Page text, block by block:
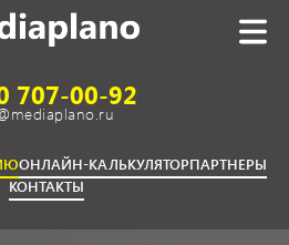
707-00-92
ОНЛАЙН-КАЛЬКУЛЯТОРПАРТНЕРЫ
КОНТАКТЫ